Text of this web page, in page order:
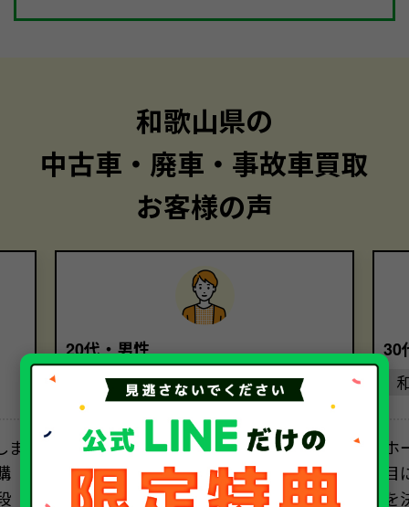
和歌山県の
中古車・廃車・事故車買取
お客様の声
20代・男性
和歌山県
電車通勤になり、ほとんど乗らなくな
った車をソコカラさんに売却しまし
た。初めて利用しましたが、高価買
30